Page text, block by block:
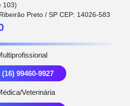
103)
Preto / SP CEP: 14026-583
(16) 99460-9927
Veterinária